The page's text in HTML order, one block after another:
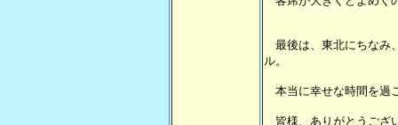
最後は、東北にちなみ
ル。
本当に幸せな時間を過
皆様、ありがとうござ